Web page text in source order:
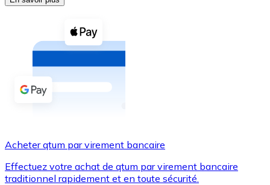
Voir toutes
Coupons crypto
Achetez des cryptomonnaies en espèces et d'autres
Acheter avec espèces
Virement SEPA
Utilisez les cartes Visa et Mastercard pour acheter
Acheter qtum par virement bancaire
Effectuez votre achat de qtum par virement bancaire
traditionnel rapidement et en toute sécurité.